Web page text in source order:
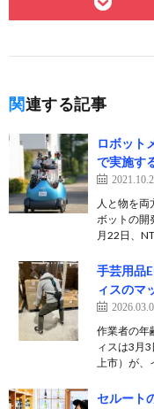
関連する記事
ロボット
で実施す
人と物を両
ボットの開
月22日、
手芸用品
ィスのマ
作業者の年
ィスは3月
上市）が、
セルート